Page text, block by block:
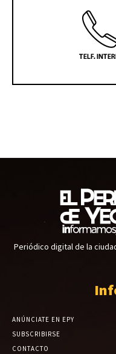
Periódico digital de la
ANÚNCIATE EN EPY
SUBSCRIBIRSE
CONTACTO